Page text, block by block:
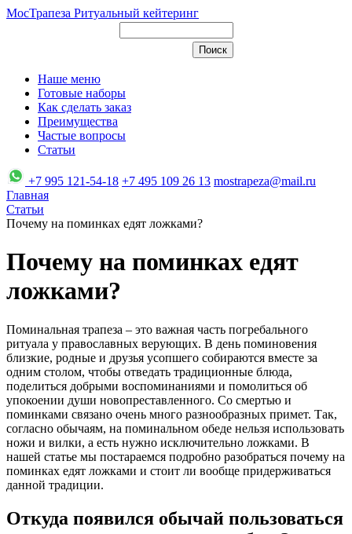
МосТрапеза Ритуальный кейтеринг
Наше меню
Готовые наборы
Как сделать заказ
Преимущества
Частые вопросы
Статьи
+7 995 121-54-18 +7 495 109 26 13 mostrapeza@mail.ru
Главная
Статьи
Почему на поминках едят ложками?
Почему на поминках едят
ложками?
Поминальная трапеза – это важная часть погребального
ритуала у православных верующих. В день поминовения
близкие, родные и друзья усопшего собираются вместе за
одним столом, чтобы отведать традиционные блюда,
поделиться добрыми воспоминаниями и помолиться об
упокоении души новопреставленного. Со смертью и
поминками связано очень много разнообразных примет. Так,
согласно обычаям, на поминальном обеде нельзя использовать
ножи и вилки, а есть нужно исключительно ложками. В
нашей статье мы постараемся подробно разобраться почему на
поминках едят ложками и стоит ли вообще придерживаться
данной традиции.
Откуда появился обычай пользоваться